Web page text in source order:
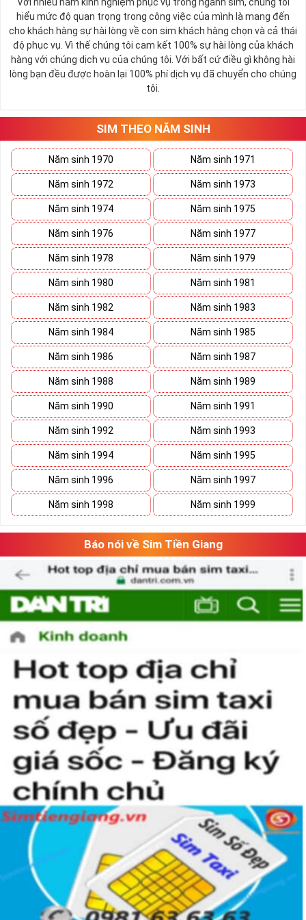
Hải Trung Kim (Vàng dưới biển): 1984, 1985, 2044, 2045
Tính cách người mệnh Kim
Trong ngũ hànhKim, Mộc, Thủy, Hỏa, Thổ thì mệnh Kim
tượng trưng cho kim loại quý giá, được kết tinh và nuôi
dưỡng từ các khoáng vật đất đá. Trải qua biết bao mưa
hình thành nên kim loại ( biểu tượng của mệnh Kim )
Chính vì thế, những người thuộc mệnh này thường có đặc
điểm chung đó là: độc lập, mạnh mẽ, cương quyết và dũng
cảm.
Tham khảo ngay:Danh Sách Kho Sim Phong Thủy
Mệnh Kim Đầu 09
Cách Chọn Sim Số Đẹp Phong
Thủy Hợp Mệnh Kim
Một chiếcsim số đẹpluôn hội tụ nhiều yếu tố phong thủy
khác nhau đem lại vận may, chiêu tài, kích lộc cho chủ sở hữu,
để chọn sim cho người mệnh Kim bạn cần dựa các yếu tố sau
đây:
Chọn Mua Sim Số Đẹp Mệnh Kim Thu Hút Tài Lộc
1. Theo con số hợp mệnh
Mỗi con số sẽ đại diện cho một hành, mang những ý nghĩa
riêng, có thể là xấu cũng có thể là tốt
Hành thủy: Số 0, 1
Hành thổ: Số 2, 5, 8
Hành mộc: Số 3,4
Hành kim: Số 6,7
Hành hỏa: Số 9
Từ thuyết ngũ hành, có thể lọc ra nhiều số tốt cho người
mệnh Kim. Những con số nên chọn làm sim phong thủy cho
mệnh kim là 2, 5, 6, 7 và 8. Những số này sẽ mang lại vượng
khí tốt cho chủ nhân khi được dùng làm sim điện thoại.
2. Theo ngũ hành hợp mệnh
Với nhiều năm kinh nghiệm phục vụ trong ngành sim, chúng tôi
hiểu mức độ quan trọng trong công việc của mình là mang đến
cho khách hàng sự hài lòng về con sim khách hàng chọn và cả thái
độ phục vụ. Vì thế chúng tôi cam kết 100% sự hài lòng của khách
hàng với chúng dịch vụ của chúng tôi. Với bất cứ điều gì không hài
lòng bạn đều được hoàn lại 100% phí dịch vụ đã chuyển cho chúng
tôi.
SIM THEO NĂM SINH
Năm sinh 1970 Năm sinh 1971
Năm sinh 1972 Năm sinh 1973
Năm sinh 1974 Năm sinh 1975
Năm sinh 1976 Năm sinh 1977
Năm sinh 1978 Năm sinh 1979
Năm sinh 1980 Năm sinh 1981
Năm sinh 1982 Năm sinh 1983
Năm sinh 1984 Năm sinh 1985
Năm sinh 1986 Năm sinh 1987
Năm sinh 1988 Năm sinh 1989
Năm sinh 1990 Năm sinh 1991
Năm sinh 1992 Năm sinh 1993
Năm sinh 1994 Năm sinh 1995
Năm sinh 1996 Năm sinh 1997
Năm sinh 1998 Năm sinh 1999
Báo nói về Sim Tiền Giang